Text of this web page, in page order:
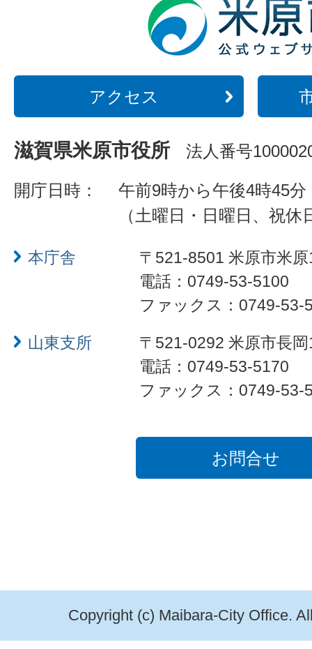
アクセス
滋賀県米原市役所 法人番号
開庁日時：
午前9時から午後4時45分
（土曜日・日曜日、祝
本庁舎
〒521-8501 米原市米
電話：0749-53-5100
ファックス：0749-53-
山東支所
〒521-0292 米原市長
電話：0749-53-5170
ファックス：0749-53-
お問合せ
Copyright (c) Maibara-City Office.